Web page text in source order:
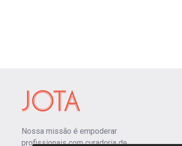
Nossa missão é empoderar
profissionais com curadoria de